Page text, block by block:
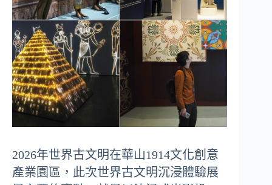
2026年世界古文明在華山1914文化創意
產業園區，此次世界古文明沉浸體驗展